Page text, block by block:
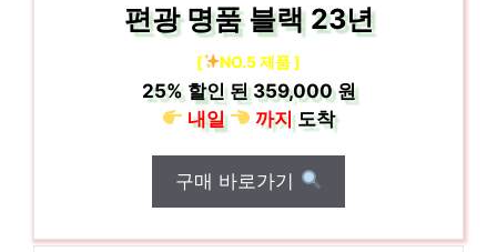
편광 명품 블랙 23년
[ NO.5 제품 ]
25%할인 된359,000 원
내일
까지도착
구매 바로가기